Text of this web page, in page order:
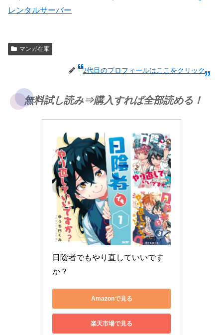
レンタルサーバー
マンガ在庫
2代目のプロフィールはここをクリック
無料試し読み⇒購入すれば全部読める！
日陰者でもやり直していいです
か？
Amazonで見る
楽天市場で見る